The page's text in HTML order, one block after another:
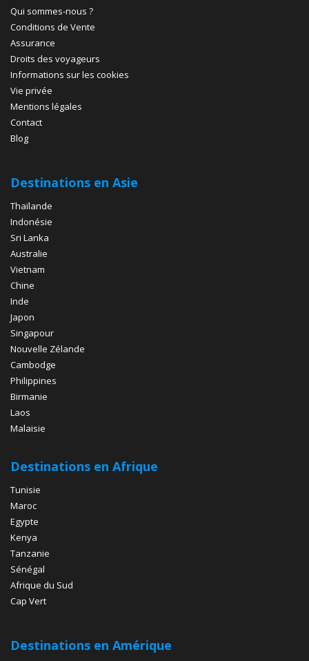
Qui sommes-nous ?
Conditions de Vente
Assurance
Droits des voyageurs
Informations sur les cookies
Vie privée
Mentions légales
Contact
Blog
Destinations en Asie
Thaïlande
Indonésie
Sri Lanka
Australie
Vietnam
Chine
Inde
Japon
Singapour
Nouvelle Zélande
Cambodge
Philippines
Birmanie
Laos
Malaisie
Destinations en Afrique
Tunisie
Maroc
Egypte
Kenya
Tanzanie
Sénégal
Afrique du Sud
Cap Vert
Destinations en Amérique